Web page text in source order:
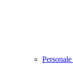
Personale